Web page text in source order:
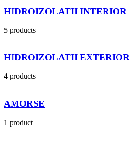
HIDROIZOLATII INTERIOR
5 products
HIDROIZOLATII EXTERIOR
4 products
AMORSE
1 product